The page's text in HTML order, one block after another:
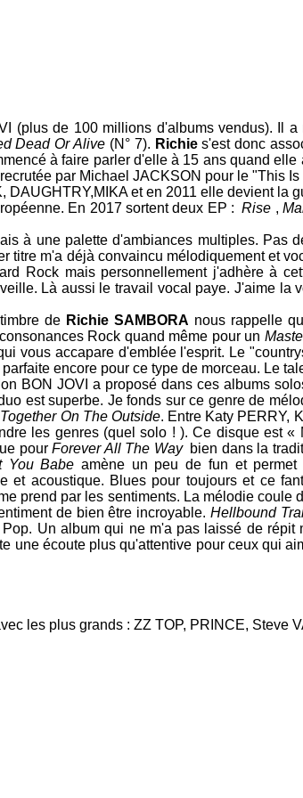
(plus de 100 millions d'albums vendus). Il
Dead Or Alive (N° 7). Richies'est donc
à faire parler d'elle à 15 ans quand elle
par Michael JACKSON pour le "This
, DAUGHTRY,MIKAet en 2011 elle devient la
En 2017 sortent deux EP : Rise ,
à une palette d'ambiances multiples. Pas
m'a déjà convaincu mélodiquement et
Rock mais personnellement j'adhère à
Là aussi le travail vocal paye. J'aime la
de Richie SAMBORA nous rappelle
Rock quand même pour un
vous accapare d'emblée l'esprit. Le
encore pour ce type de morceau. Le
BON JOVI a proposé dans ces albums
est superbe. Je fonds sur ce genre de
Together On The Outside. Entre Katy PERRY,
les genres (quel solo ! ). Ce disque est
pourForever All The Way bien dans la
You Babe amène un peu de fun et
et acoustique. Blues pour toujours et ce
prend par les sentiments. La mélodie
de bien être incroyable. Hellbound
Pop. Un album qui ne m'a pas laissé de
une écoute plus qu'attentive pour ceux qui
les plus grands : ZZ TOP, PRINCE, Steve